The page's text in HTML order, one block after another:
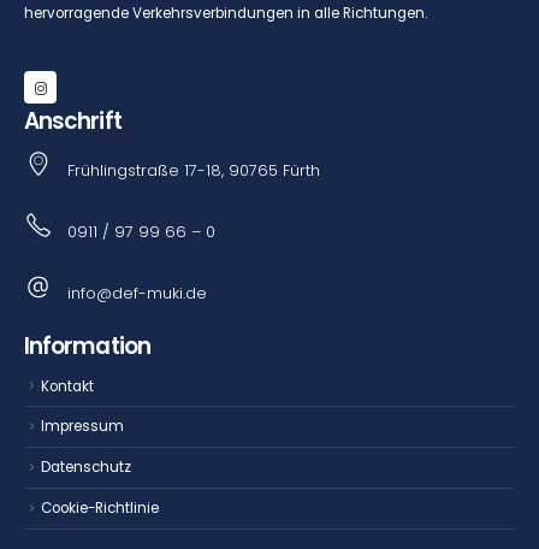
hervorragende Verkehrsverbindungen in alle Richtungen.
Anschrift
Frühlingstraße 17-18, 90765 Fürth
0911 / 97 99 66 – 0
info@def-muki.de
Information
Kontakt
Impressum
Datenschutz
Cookie-Richtlinie